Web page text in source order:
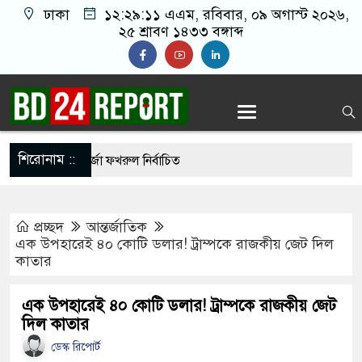
ঢাকা ১২:২৯:১২ এএম, রবিবার, ০৯ অগাস্ট ২০২৬,
২৫ শ্রাবণ ১৪৩৩ বঙ্গাব্দ
শিরোনাম ::
পদে মির্জা ফখরুল নির্বাচিত
মমতার গাড়িতে হামলা, অল্পের জন্য প্রাণে রক্ষা
শীর্ষ আলেমদের সঙ্গে বৈঠকে প্রধানমন্ত্রী
সাহস থাকলে দেশে ফিরে আইনের মুখোমুখি হবেন:
প্রচ্ছদ
আন্তর্জাতিক
এক উপহারেই ৪০ কোটি ডলার! ট্রাম্পকে রাজকীয় জেট দিল
কাতার
এক উপহারেই ৪০ কোটি ডলার! ট্রাম্পকে রাজকীয় জেট
দিল কাতার
ডেস্ক রিপোর্ট